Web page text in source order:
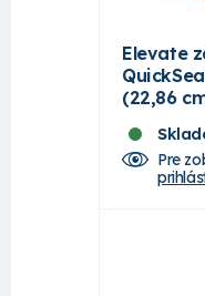
Elevate
(22,86
Pre